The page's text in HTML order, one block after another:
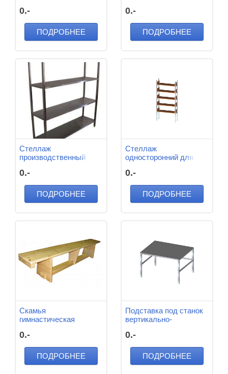
0.-
ПОДРОБНЕЕ
биологии 2400*950*900
мм
0.-
ПОДРОБНЕЕ
Стеллаж
производственный
полки)
0.-
ПОДРОБНЕЕ
Стеллаж
односторонний для
0.-
ПОДРОБНЕЕ
Скамья
гимнастическая
дерево (Лак)
0.-
ПОДРОБНЕЕ
Подставка под станок
вертикально-
800*800*500 мм
0.-
ПОДРОБНЕЕ